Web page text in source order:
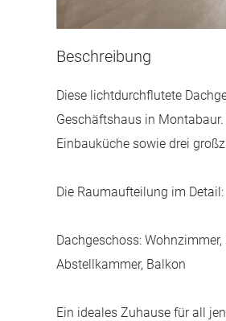
Beschreibung
Diese lichtdurchflutete
Geschäftshaus in
Einbauküche sowie drei
Die Raumaufteilung im Detail:
Dachgeschoss:
Abstellkammer, Balkon
Ein ideales Zuhause für all